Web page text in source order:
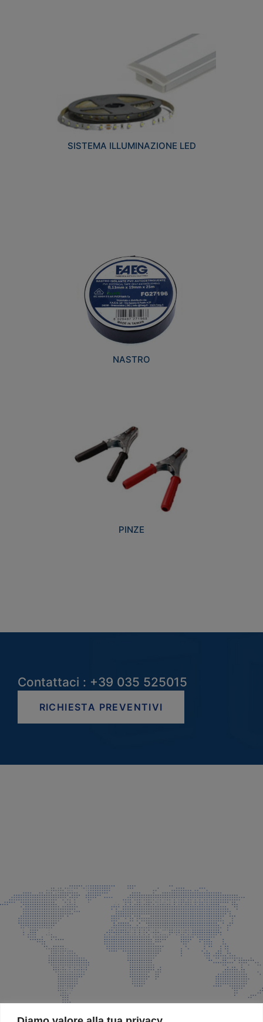
SISTEMA ILLUMINAZIONE LED
NASTRO
PINZE
Contattaci : +39 035 525015
RICHIESTA PREVENTIVI
info@faeg.it
COMMERCIALE E SPEDIZIONI
Via Padre Elzi, 32 Grassobbio (BG)
035 525015
035 335037
info@faeg.it
SITE MAP